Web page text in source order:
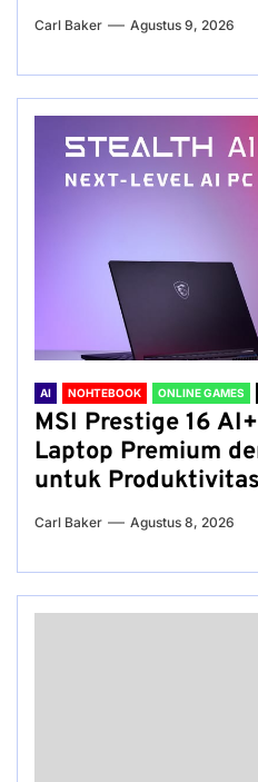
Carl Baker Agustus 9, 2026
AI NOHTEBOOK ONLINE GAMES
MSI Prestige 16
Laptop Premium
untuk
Carl Baker Agustus 8, 2026